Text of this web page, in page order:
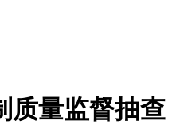
质量监督抽查